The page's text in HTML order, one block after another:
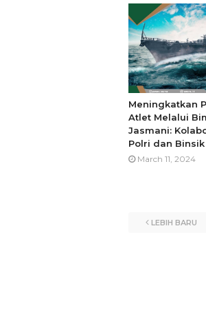
Meningkatkan
Atlet Melalui
Jasmani:
Polri dan Binsik
March 11, 2024
LEBIH BARU